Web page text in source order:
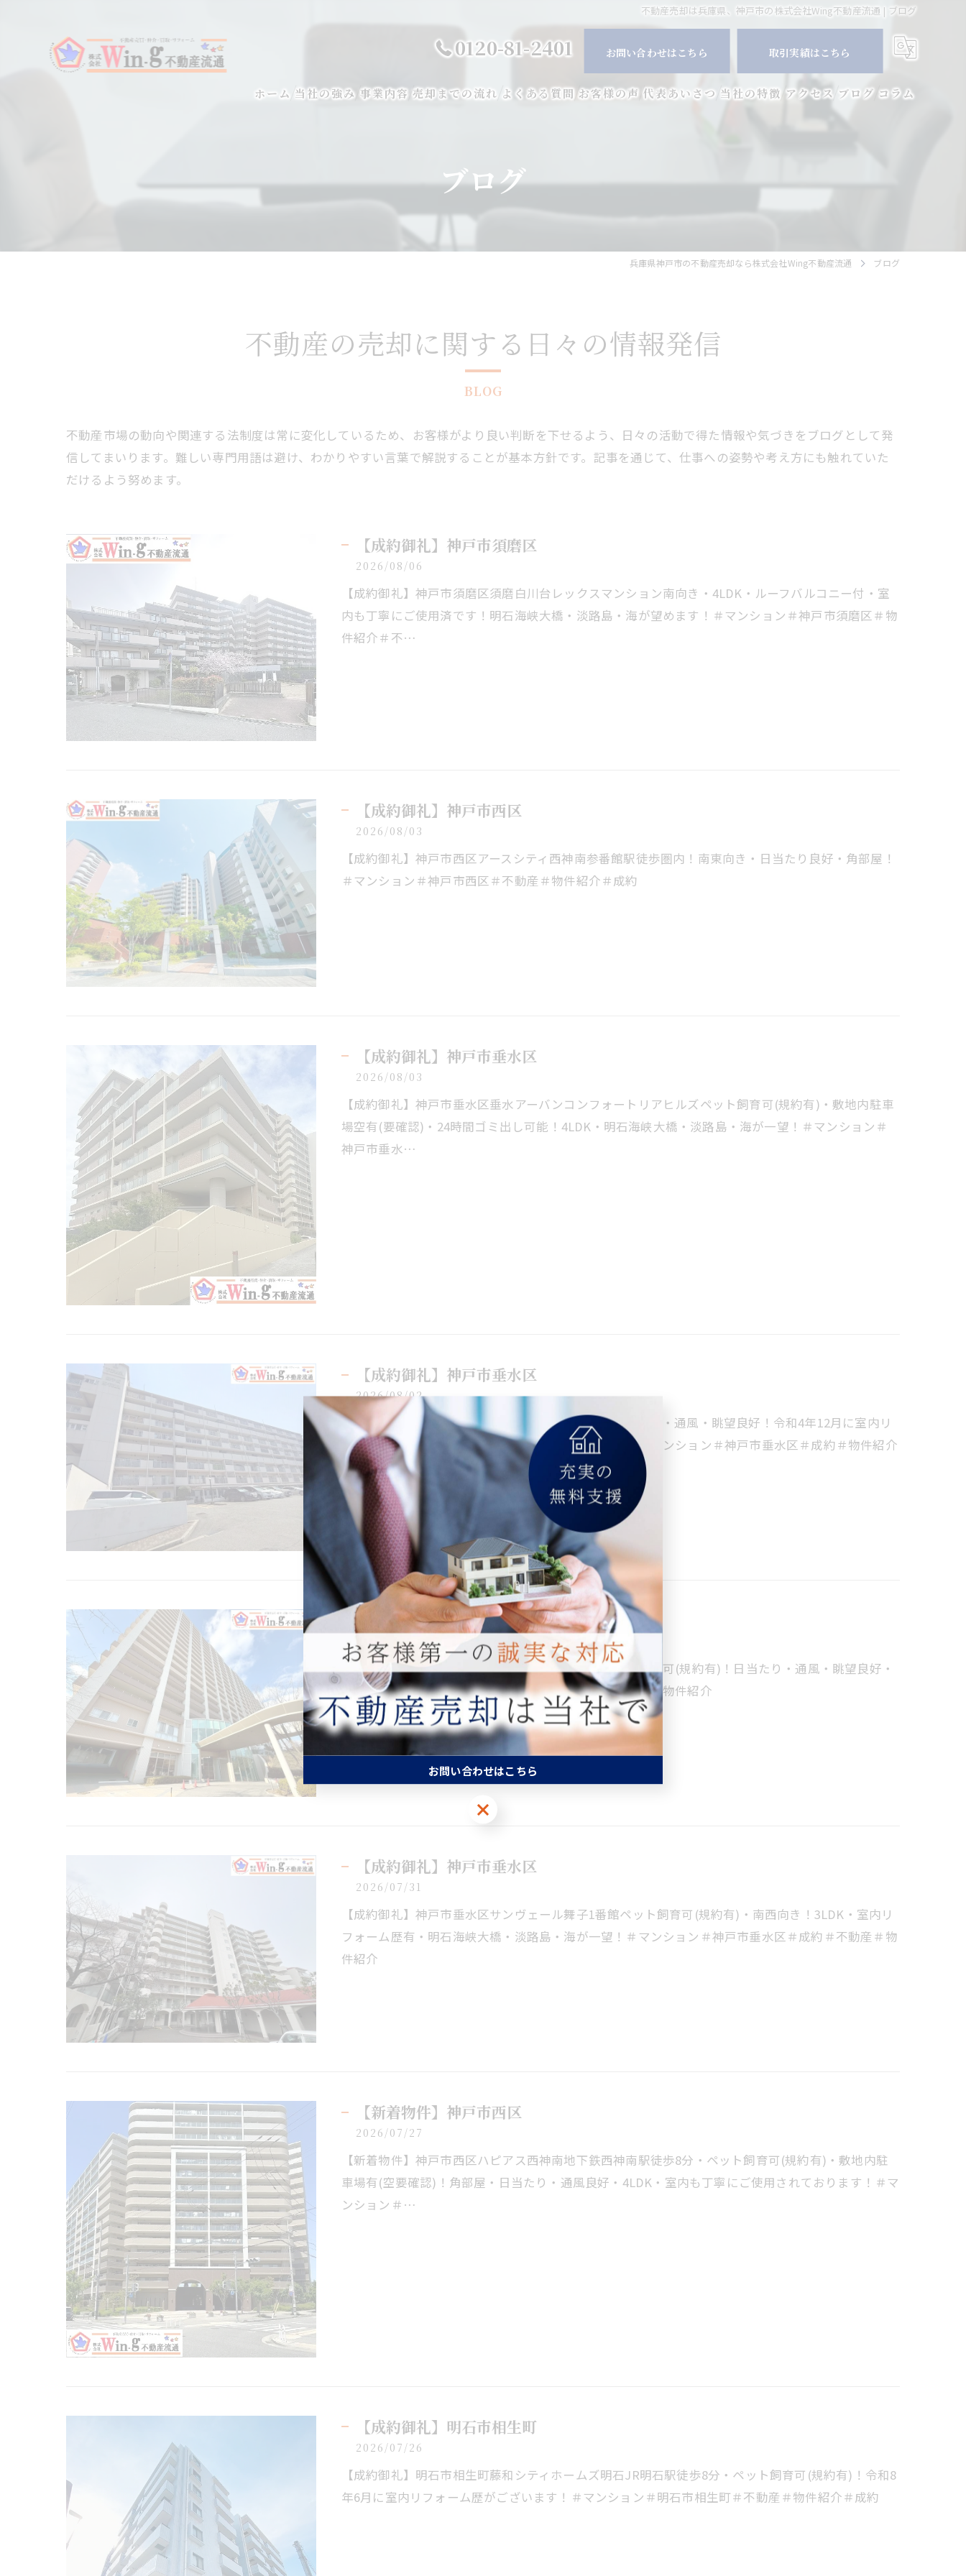
不動産売却は兵庫県、神戸市の株式会社Wing不動産流通 | ブログ
0120-81-2401 お問い合わせはこちら 取引実績はこちら
ホーム 当社の強み 事業内容 売却までの流れ よくある質問 お客様の声 代表あいさつ 当社の特徴 アクセス ブログ コラム
ブログ
兵庫県神戸市の不動産売却なら株式会社Wing不動産流通 ブログ
不動産の売却に関する日々の情報発信
BLOG
不動産市場の動向や関連する法制度は常に変化しているため、お客様がより良い判断を下せるよう、日々の活動で得た情報や気づきをブログとして発
信してまいります。難しい専門用語は避け、わかりやすい言葉で解説することが基本方針です。記事を通じて、仕事への姿勢や考え方にも触れていた
だけるよう努めます。
【成約御礼】神戸市須磨区
2026/08/06
【成約御礼】神戸市須磨区須磨白川台レックスマンション南向き・4LDK・ルーフバルコニー付・室
内も丁寧にご使用済です！明石海峡大橋・淡路島・海が望めます！＃マンション＃神戸市須磨区＃物
件紹介＃不…
【成約御礼】神戸市西区
2026/08/03
【成約御礼】神戸市西区アースシティ西神南参番館駅徒歩圏内！南東向き・日当たり良好・角部屋！
＃マンション＃神戸市西区＃不動産＃物件紹介＃成約
【成約御礼】神戸市垂水区
2026/08/03
【成約御礼】神戸市垂水区垂水アーバンコンフォートリアヒルズペット飼育可(規約有)・敷地内駐車
場空有(要確認)・24時間ゴミ出し可能！4LDK・明石海峡大橋・淡路島・海が一望！＃マンション＃
神戸市垂水…
【成約御礼】神戸市垂水区
2026/08/02
【成約御礼】神戸市垂水区藤和舞子坂ハイタウン日当たり・通風・眺望良好！令和4年12月に室内リ
フォーム歴有・室内も丁寧にご使用されております！＃マンション＃神戸市垂水区＃成約＃物件紹介
＃不動産
【成約御礼】神戸市垂水区
2026/07/31
【成約御礼】神戸市垂水区リブコートオリジンペット飼育可(規約有)！日当たり・通風・眺望良好・
南東向き！＃マンション＃神戸市垂水区＃成約＃不動産＃物件紹介
【成約御礼】神戸市垂水区
2026/07/31
【成約御礼】神戸市垂水区サンヴェール舞子1番館ペット飼育可(規約有)・南西向き！3LDK・室内リ
フォーム歴有・明石海峡大橋・淡路島・海が一望！＃マンション＃神戸市垂水区＃成約＃不動産＃物
件紹介
【新着物件】神戸市西区
2026/07/27
【新着物件】神戸市西区ハピアス西神南地下鉄西神南駅徒歩8分・ペット飼育可(規約有)・敷地内駐
車場有(空要確認)！角部屋・日当たり・通風良好・4LDK・室内も丁寧にご使用されております！＃マ
ンション＃…
【成約御礼】明石市相生町
2026/07/26
【成約御礼】明石市相生町藤和シティホームズ明石JR明石駅徒歩8分・ペット飼育可(規約有)！令和8
年6月に室内リフォーム歴がございます！＃マンション＃明石市相生町＃不動産＃物件紹介＃成約
お問い合わせはこちら
お問い合わせはこちら